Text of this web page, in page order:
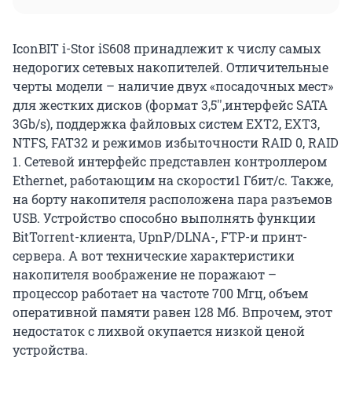
IconBIT i-Stor iS608 принадлежит к числу самых
недорогих сетевых накопителей. Отличительные
черты модели – наличие двух «посадочных мест»
для жестких дисков (формат 3,5'',интерфейс SATA
3Gb/s), поддержка файловых систем EXT2, EXT3,
NTFS, FAT32 и режимов избыточности RAID 0, RAID
1. Сетевой интерфейс представлен контроллером
Ethernet, работающим на скорости1 Гбит/с. Также,
на борту накопителя расположена пара разъемов
USB. Устройство способно выполнять функции
BitTorrent-клиента, UpnP/DLNA-, FTP-и принт-
сервера. А вот технические характеристики
накопителя воображение не поражают –
процессор работает на частоте 700 Мгц, объем
оперативной памяти равен 128 Мб. Впрочем, этот
недостаток с лихвой окупается низкой ценой
устройства.